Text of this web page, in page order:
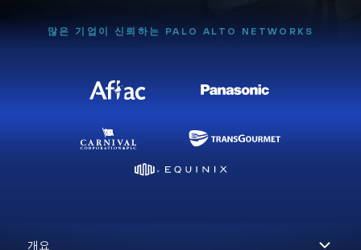
많은 기업이 신뢰하는 PALO ALTO NETWORKS